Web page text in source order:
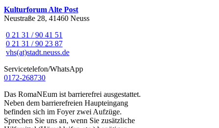
Kulturforum Alte Post
Neustraße 28, 41460 Neuss
0 21 31 / 90 41 51
0 21 31 / 90 23 87
vhs(at)stadt.neuss.de
Servicetelefon/WhatsApp
0172-268730
Das RomaNEum ist barrierefrei ausgestattet.
Neben dem barrierefreien Haupteingang
befinden sich im Foyer zwei Aufzüge.
Sprechen Sie uns an, wenn Sie zusätzliche